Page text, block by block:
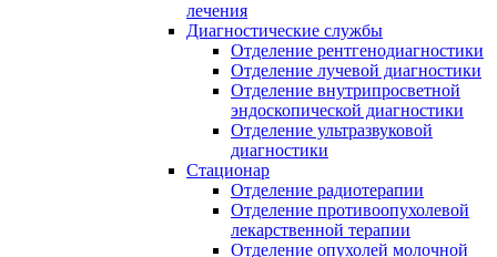
лечения
Диагностические службы
Отделение рентгенодиагностики
Отделение лучевой диагностики
Отделение внутрипросветной
эндоскопической диагностики
Отделение ультразвуковой
диагностики
Стационар
Отделение радиотерапии
Отделение противоопухолевой
лекарственной терапии
Отделение опухолей молочной